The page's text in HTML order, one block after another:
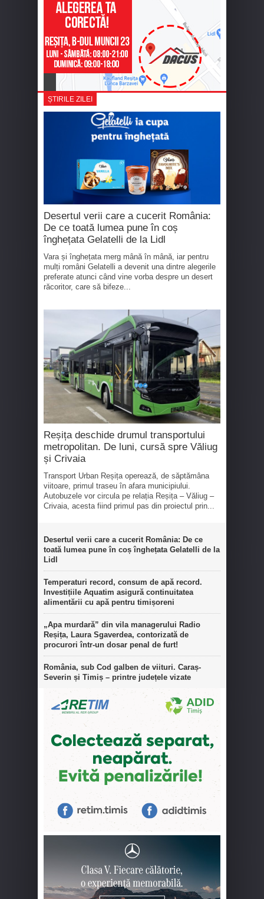
ȘTIRILE ZILEI
Desertul verii care a cucerit România:
De ce toată lumea pune în coș
înghețata Gelatelli de la Lidl
Vara și înghețata merg mână în mână, iar pentru
mulți români Gelatelli a devenit una dintre alegerile
preferate atunci când vine vorba despre un desert
răcoritor, care să bifeze...
Reșița deschide drumul transportului
metropolitan. De luni, cursă spre Văliug
și Crivaia
Transport Urban Reșița operează, de săptămâna
viitoare, primul traseu în afara municipiului.
Autobuzele vor circula pe relația Reșița – Văliug –
Crivaia, acesta fiind primul pas din proiectul prin...
Desertul verii care a cucerit România: De ce
toată lumea pune în coș înghețata Gelatelli de la
Lidl
Temperaturi record, consum de apă record.
Investițiile Aquatim asigură continuitatea
alimentării cu apă pentru timișoreni
„Apa murdară” din vila managerului Radio
Reșița, Laura Sgaverdea, contorizată de
procurori într-un dosar penal de furt!
România, sub Cod galben de viituri. Caraș-
Severin și Timiș – printre județele vizate